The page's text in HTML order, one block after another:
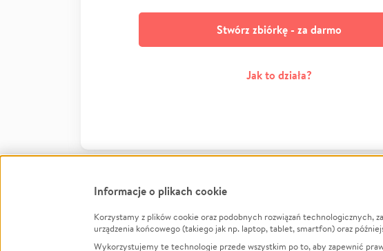
Stwórz zbiórkę - za darmo
Jak to działa?
Informacje
Informacje o plikach cookie
Korzystamy z plików cookie oraz podobnych rozwiązań technologicznych,
urządzenia końcowego (takiego jak np. laptop, tablet, smartfon) oraz
Wykorzystujemy te technologie przede wszystkim po to, aby zapewnić